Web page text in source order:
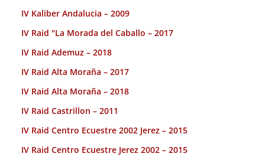
IV Kaliber Andalucia – 2009
IV Raid "La Morada del Caballo – 2017
IV Raid Ademuz – 2018
IV Raid Alta Moraña – 2017
IV Raid Alta Moraña – 2018
IV Raid Castrillon – 2011
IV Raid Centro Ecuestre 2002 Jerez – 2015
IV Raid Centro Ecuestre Jerez 2002 – 2015